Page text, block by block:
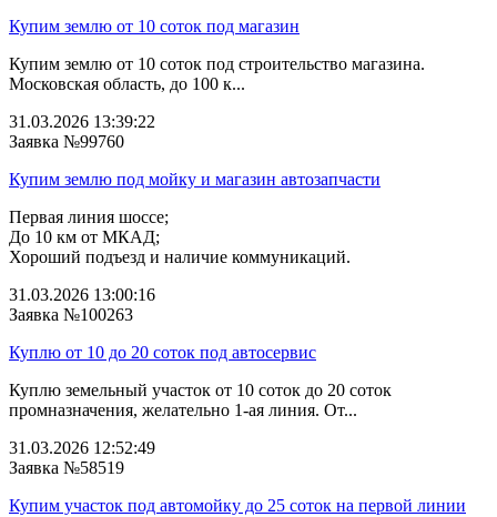
Купим землю от 10 соток под магазин
Купим землю от 10 соток под строительство магазина.
Московская область, до 100 к...
31.03.2026 13:39:22
Заявка №99760
Купим землю под мойку и магазин автозапчасти
Первая линия шоссе;
До 10 км от МКАД;
Хороший подъезд и наличие коммуникаций.
31.03.2026 13:00:16
Заявка №100263
Куплю от 10 до 20 соток под автосервис
Куплю земельный участок от 10 соток до 20 соток
промназначения, желательно 1-ая линия. От...
31.03.2026 12:52:49
Заявка №58519
Купим участок под автомойку до 25 соток на первой линии